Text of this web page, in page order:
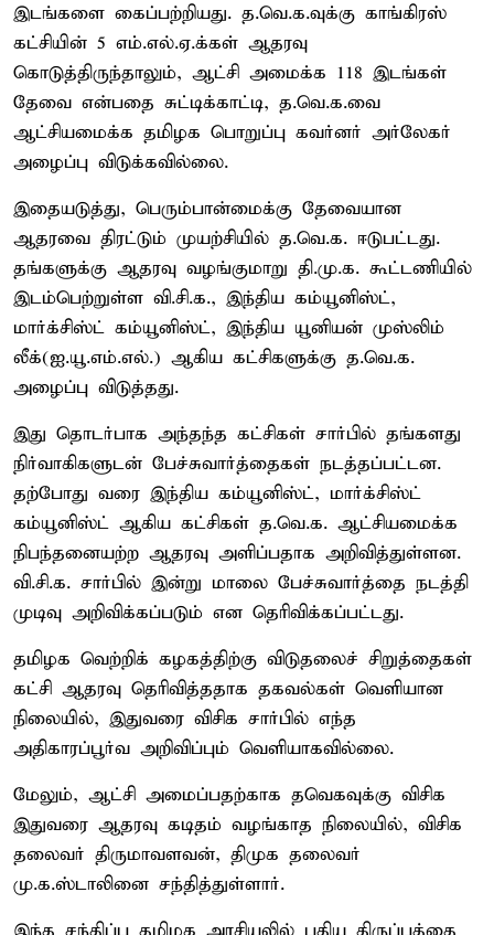
இடங்களை கைப்பற்றியது. த.வெ.க.வுக்கு காங்கிரஸ்
கட்சியின் 5 எம்.எல்.ஏ.க்கள் ஆதரவு
கொடுத்திருந்தாலும், ஆட்சி அமைக்க 118 இடங்கள்
தேவை என்பதை சுட்டிக்காட்டி, த.வெ.க.வை
ஆட்சியமைக்க தமிழக பொறுப்பு கவர்னர் அர்லேகர்
அழைப்பு விடுக்கவில்லை.
இதையடுத்து, பெரும்பான்மைக்கு தேவையான
ஆதரவை திரட்டும் முயற்சியில் த.வெ.க. ஈடுபட்டது.
தங்களுக்கு ஆதரவு வழங்குமாறு தி.மு.க. கூட்டணியில்
இடம்பெற்றுள்ள வி.சி.க., இந்திய கம்யூனிஸ்ட்,
மார்க்சிஸ்ட் கம்யூனிஸ்ட், இந்திய யூனியன் முஸ்லிம்
லீக்(ஐ.யூ.எம்.எல்.) ஆகிய கட்சிகளுக்கு த.வெ.க.
அழைப்பு விடுத்தது.
இது தொடர்பாக அந்தந்த கட்சிகள் சார்பில் தங்களது
நிர்வாகிகளுடன் பேச்சுவார்த்தைகள் நடத்தப்பட்டன.
தற்போது வரை இந்திய கம்யூனிஸ்ட், மார்க்சிஸ்ட்
கம்யூனிஸ்ட் ஆகிய கட்சிகள் த.வெ.க. ஆட்சியமைக்க
நிபந்தனையற்ற ஆதரவு அளிப்பதாக அறிவித்துள்ளன.
வி.சி.க. சார்பில் இன்று மாலை பேச்சுவார்த்தை நடத்தி
முடிவு அறிவிக்கப்படும் என தெரிவிக்கப்பட்டது.
தமிழக வெற்றிக் கழகத்திற்கு விடுதலைச் சிறுத்தைகள்
கட்சி ஆதரவு தெரிவித்ததாக தகவல்கள் வெளியான
நிலையில், இதுவரை விசிக சார்பில் எந்த
அதிகாரப்பூர்வ அறிவிப்பும் வெளியாகவில்லை.
மேலும், ஆட்சி அமைப்பதற்காக தவெகவுக்கு விசிக
இதுவரை ஆதரவு கடிதம் வழங்காத நிலையில், விசிக
தலைவர் திருமாவளவன், திமுக தலைவர்
மு.க.ஸ்டாலினை சந்தித்துள்ளார்.